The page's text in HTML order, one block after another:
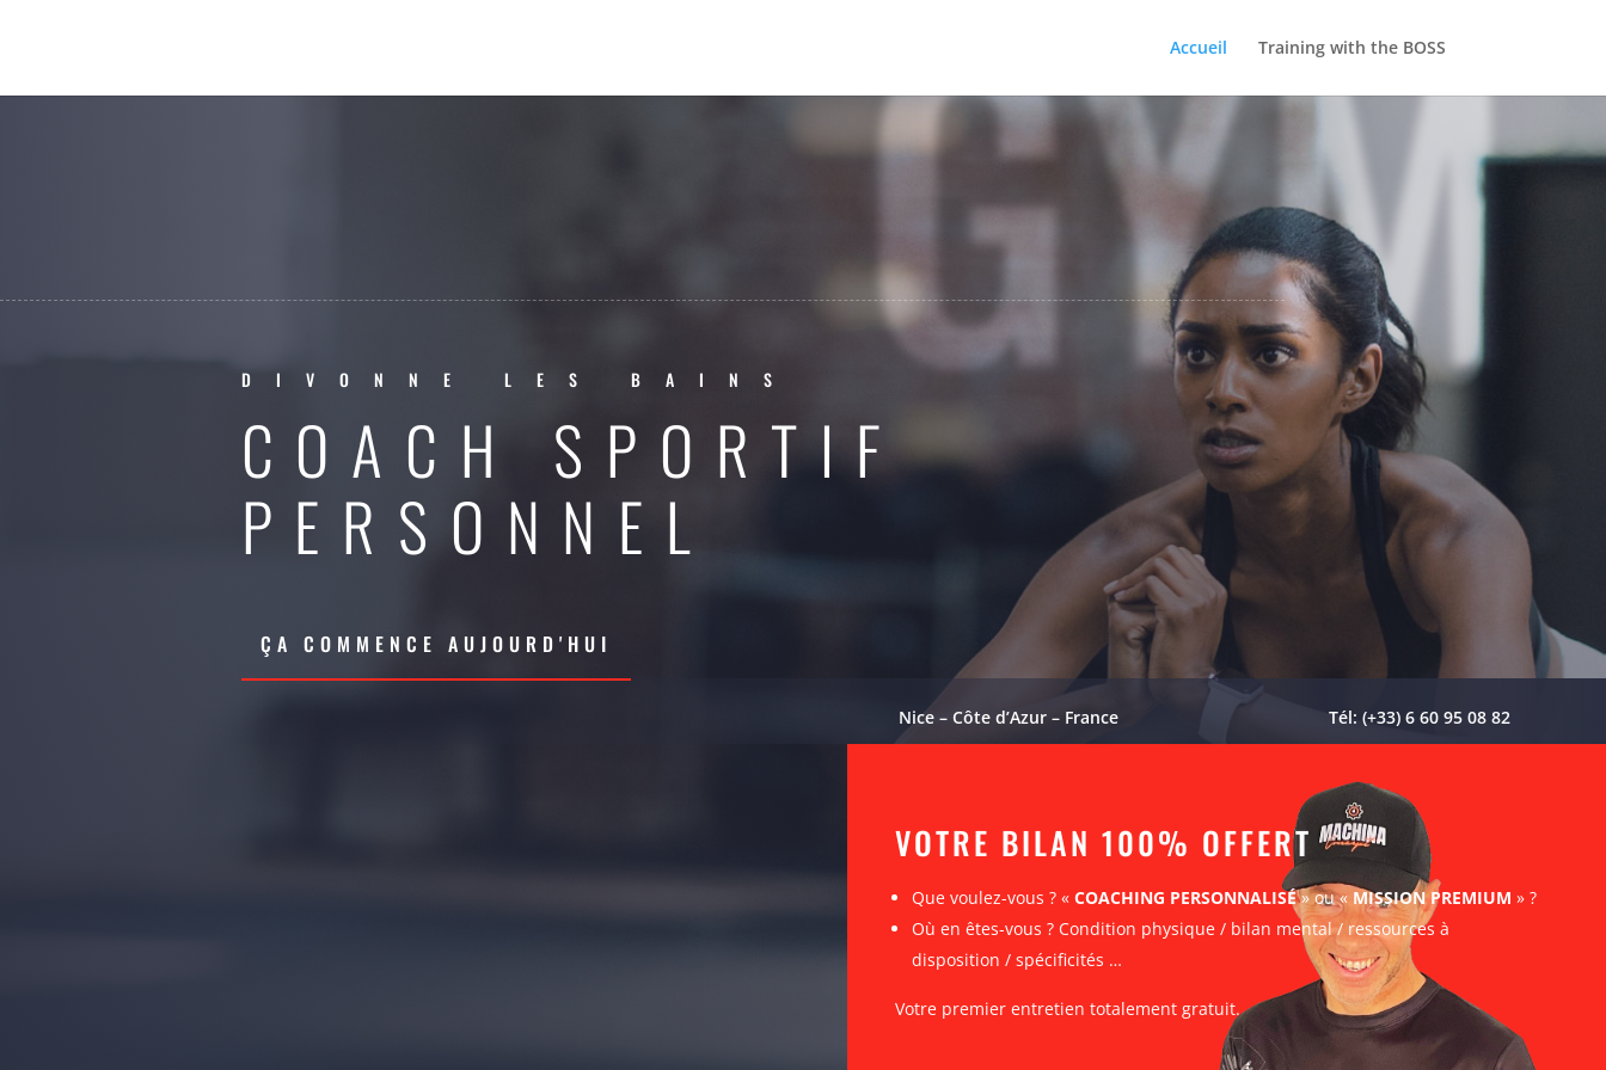
Accueil Training with the BOSS
GYM
DIVONNE LES BAINS
COACH SPORTIF
PERSONNEL
ÇA COMMENCE AUJOURD'HUI
Nice – Côte d’Azur – France Tél: (+33) 6 60 95 08 82
VOTRE BILAN 100% OFFERT
Que voulez-vous ? « COACHING PERSONNALISÉ» ou « MISSION PREMIUM » ?
Où en êtes-vous ? Condition physique / bilan mental / ressources à
disposition / spécificités …
Votre premier entretien totalement gratuit.